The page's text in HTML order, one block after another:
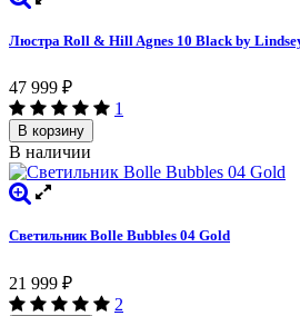
Люстра Roll & Hill Agnes 10 Black by
47 999 ₽
1
В корзину
В наличии
Светильник Bolle Bubbles 04 Gold
21 999 ₽
2